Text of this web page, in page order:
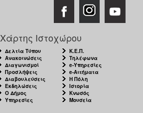
Χάρτης Ιστοχώρου
Δελτία Τύπου
Ανακοινώσεις
Διαγωνισμοί
Προσλήψεις
Διαβουλεύσεις
Εκδηλώσεις
Ο Δήμος
Υπηρεσίες
Κ.Ε.Π.
Τηλέφωνα
e-Υπηρεσίες
e-Αιτήματα
Η Πόλη
Ιστορία
Κνωσός
Μουσεία